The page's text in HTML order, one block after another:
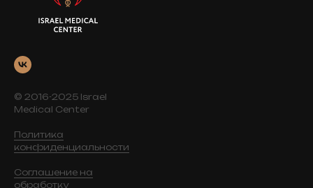
© 2016-2025 Israel
Medical Center
Политика
конфиденциальности
Соглашение на
обработку